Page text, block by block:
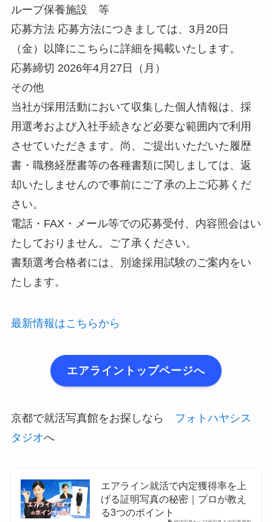
ループ保養施設 等
応募方法 応募方法につきましては、3月20日
（金）以降にこちらに詳細を掲載いたします。
応募締切 2026年4月27日（月）
その他
当社が採用活動において収集した個人情報は、採
用選考および入社手続きなど必要な範囲内で利用
させていただきます。尚、ご提出いただいた履歴
書・職務経歴書等の各種書類に関しましては、返
却いたしませんので事前にご了承の上ご応募くだ
さい。
電話・FAX・メール等での応募受付、内容照会はい
たしておりません。ご了承ください。
書類選考合格者には、別途採用試験のご案内をい
たします。
最新情報はこちらから
エアライントップページへ
京都で就活写真館をお探しなら
フォトハヤシス
タジオへ
エアライン就活で内定獲得率を上
げる証明写真の秘密｜プロが教え
る3つのポイント